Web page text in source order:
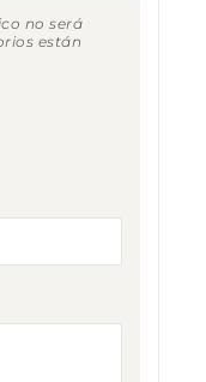
no será
están